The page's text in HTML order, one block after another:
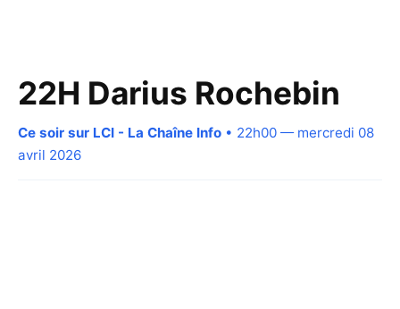
22H Darius Rochebin
Ce soir sur LCI - La Chaîne Info • 22h00 — mercredi 08
avril 2026